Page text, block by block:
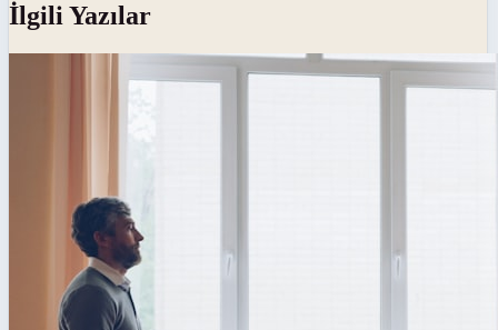
İlgili Yazılar